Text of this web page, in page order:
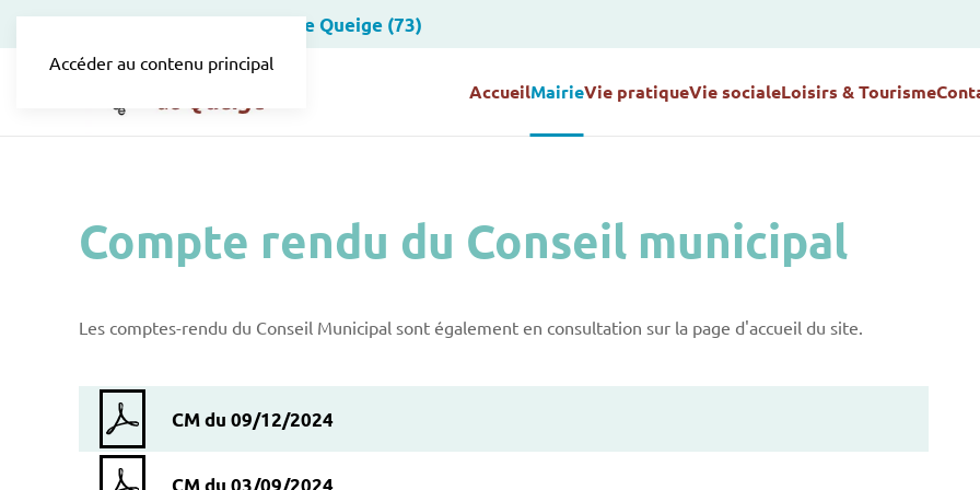
Accéder au contenu principal
Site officiel de la Mairie de Queige (73)
AccueilMairieVie pratiqueVie socialeLoisirs & Tourisme
Compte rendu du Conseil municipal
Les comptes-rendu du Conseil Municipal sont également en consultation sur la page d'accueil du site.
CM du 09/12/2024
CM du 03/09/2024